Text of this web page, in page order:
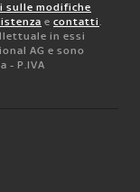
sulle modifiche
e contatti.
in essi
AG e sono
- P.IVA